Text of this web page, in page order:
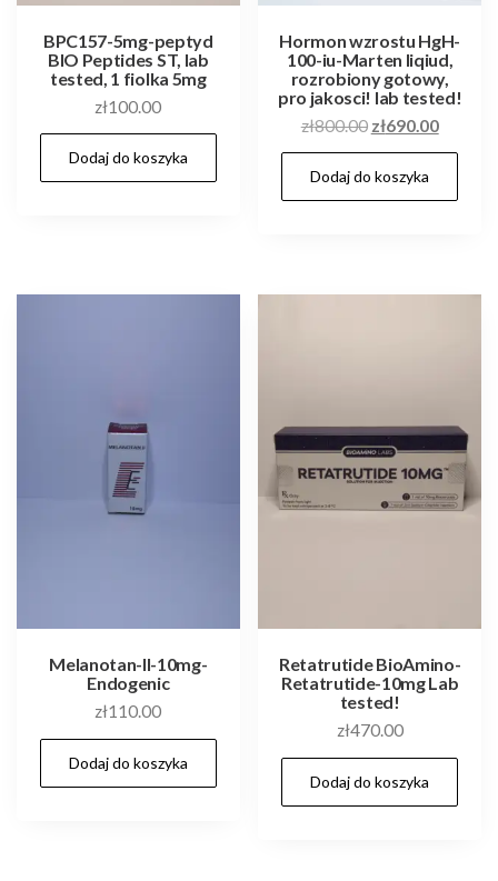
BPC157-5mg-peptyd
BIO Peptides ST, lab
tested, 1 fiolka 5mg
zł100.00
Dodaj do koszyka
Hormon wzrostu HgH-
100-iu-Marten liqiud,
rozrobiony gotowy,
pro jakosci! lab tested!
zł800.00 Pierwotna
cena
wynosiła:
zł800.00.
zł690.00
cena
Dodaj do koszyka
Melanotan-II-10mg-
Endogenic
zł110.00
Dodaj do koszyka
Retatrutide BioAmino-
Retatrutide-10mg Lab
tested!
zł470.00
Dodaj do koszyka